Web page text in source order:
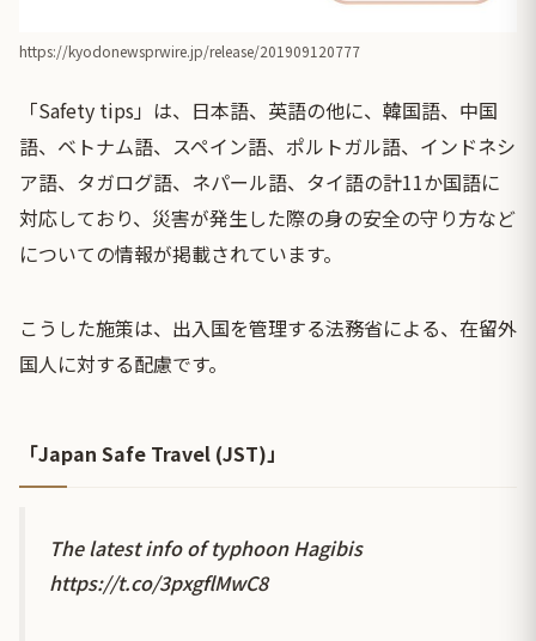
https://kyodonewsprwire.jp/release/201909120777
「Safety tips」は、日本語、英語の他に、韓国語、中国
語、ベトナム語、スペイン語、ポルトガル語、インドネシ
ア語、タガログ語、ネパール語、タイ語の計11か国語に
対応しており、災害が発生した際の身の安全の守り方など
についての情報が掲載されています。
こうした施策は、出入国を管理する法務省による、在留外
国人に対する配慮です。
「Japan Safe Travel (JST)」
The latest info of typhoon Hagibis
https://t.co/3pxgflMwC8